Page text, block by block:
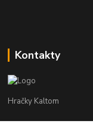
Kontakty
Hračky Kaltom